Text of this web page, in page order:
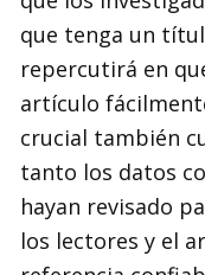
que tenga un
repercutirá en
artículo
crucial también
tanto los datos
hayan revisado
los lectores y el